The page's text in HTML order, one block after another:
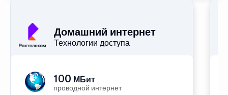
Домашний интернет
Технологии доступа
100 МБит
проводной интернет